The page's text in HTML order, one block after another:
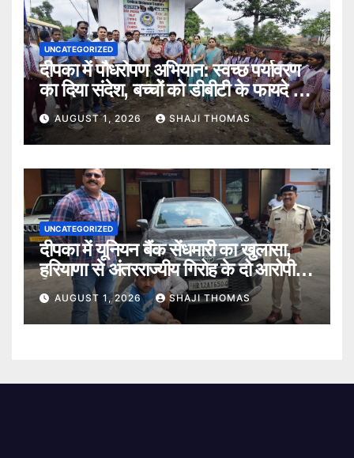
UNCATEGORIZED
दीपका में पौधरोपण अभियान: स्वच्छ पर्यावरण
का दिया संदेश, बच्चों को डीबीटी के फायदे भी
बताए।
AUGUST 1, 2026 SHAJI THOMAS
UNCATEGORIZED
दीपका में यूनियन बैंक सेंधमारी का खुलासा,
हरियाणा से अंतरराज्यीय गिरोह के दो आरोपी
गिरफ्तार।
AUGUST 1, 2026 SHAJI THOMAS